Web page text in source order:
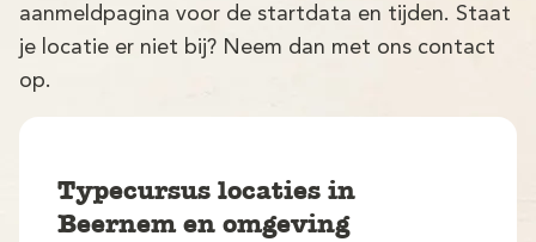
aanmeldpagina voor de startdata en tijden. Staat
je locatie er niet bij? Neem dan met ons contact
op.
Typecursus locaties in
Beernem en omgeving